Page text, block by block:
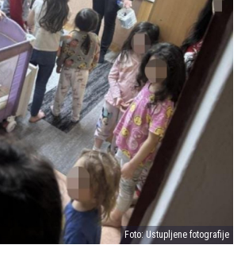
Foto: Ustupljene fotografije